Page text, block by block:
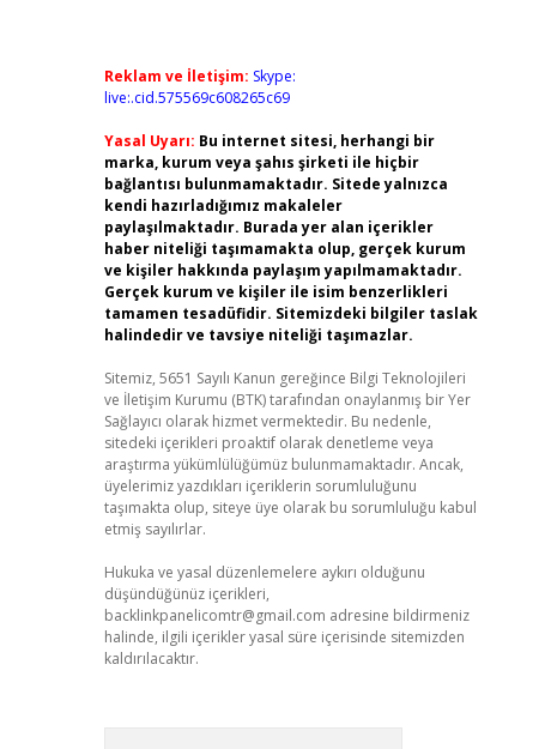
Reklam ve İletişim: Skype:
live:.cid.575569c608265c69
Yasal Uyarı: Bu internet sitesi, herhangi bir
marka, kurum veya şahıs şirketi ile hiçbir
bağlantısı bulunmamaktadır. Sitede yalnızca
kendi hazırladığımız makaleler
paylaşılmaktadır. Burada yer alan içerikler
haber niteliği taşımamakta olup, gerçek kurum
ve kişiler hakkında paylaşım yapılmamaktadır.
Gerçek kurum ve kişiler ile isim benzerlikleri
tamamen tesadüfidir. Sitemizdeki bilgiler taslak
halindedir ve tavsiye niteliği taşımazlar.
Sitemiz, 5651 Sayılı Kanun gereğince Bilgi Teknolojileri
ve İletişim Kurumu (BTK) tarafından onaylanmış bir Yer
Sağlayıcı olarak hizmet vermektedir. Bu nedenle,
sitedeki içerikleri proaktif olarak denetleme veya
araştırma yükümlülüğümüz bulunmamaktadır. Ancak,
üyelerimiz yazdıkları içeriklerin sorumluluğunu
taşımakta olup, siteye üye olarak bu sorumluluğu kabul
etmiş sayılırlar.
Hukuka ve yasal düzenlemelere aykırı olduğunu
düşündüğünüz içerikleri,
backlinkpanelicomtr@gmail.com adresine bildirmeniz
halinde, ilgili içerikler yasal süre içerisinde sitemizden
kaldırılacaktır.